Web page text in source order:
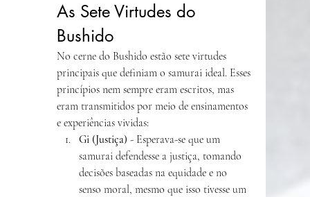
As Sete Virtudes do
Bushido
No cerne do Bushido estão sete virtudes
principais que definiam o samurai ideal. Esses
princípios nem sempre eram escritos, mas
eram transmitidos por meio de ensinamentos
e experiências vividas:
Gi (Justiça) - Esperava-se que um
samurai defendesse a justiça, tomando
decisões baseadas na equidade e no
senso moral, mesmo que isso tivesse um